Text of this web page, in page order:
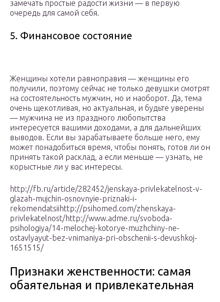
замечать простые радости жизни — в первую
очередь для самой себя.
5. Финансовое состояние
Женщины хотели равноправия — женщины его
получили, поэтому сейчас не только девушки смотрят
на состоятельность мужчин, но и наоборот. Да, тема
очень щекотливая, но актуальная, и будьте уверены
— мужчина не из праздного любопытства
интересуется вашими доходами, а для дальнейших
выводов. Если вы зарабатываете больше него, ему
может понадобиться время, чтобы понять, готов ли он
принять такой расклад, а если меньше — узнать, не
корыстные ли у вас интересы.
http://fb.ru/article/282452/jenskaya-privlekatelnost-v-
glazah-mujchin-osnovnyie-priznaki-i-
rekomendatsiihttp://psihomed.com/zhenskaya-
privlekatelnost/http://www.adme.ru/svoboda-
psihologiya/14-melochej-kotorye-muzhchiny-ne-
ostavlyayut-bez-vnimaniya-pri-obschenii-s-devushkoj-
1651515/
Признаки женственности: самая
обаятельная и привлекательная